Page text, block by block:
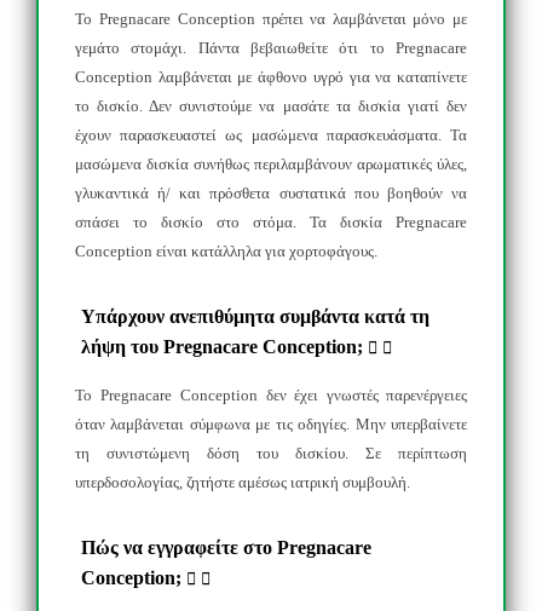
Το Pregnacare Conception πρέπει να λαμβάνεται μόνο με
γεμάτο στομάχι. Πάντα βεβαιωθείτε ότι το Pregnacare
Conception λαμβάνεται με άφθονο υγρό για να καταπίνετε
το δισκίο. Δεν συνιστούμε να μασάτε τα δισκία γιατί δεν
έχουν παρασκευαστεί ως μασώμενα παρασκευάσματα. Τα
μασώμενα δισκία συνήθως περιλαμβάνουν αρωματικές ύλες,
γλυκαντικά ή/ και πρόσθετα συστατικά που βοηθούν να
σπάσει το δισκίο στο στόμα. Τα δισκία Pregnacare
Conception είναι κατάλληλα για χορτοφάγους.
Υπάρχουν ανεπιθύμητα συμβάντα κατά τη
λήψη του Pregnacare Conception;
Το Pregnacare Conception δεν έχει γνωστές παρενέργειες
όταν λαμβάνεται σύμφωνα με τις οδηγίες. Μην υπερβαίνετε
τη συνιστώμενη δόση του δισκίου. Σε περίπτωση
υπερδοσολογίας, ζητήστε αμέσως ιατρική συμβουλή.
Πώς να εγγραφείτε στο Pregnacare
Conception;